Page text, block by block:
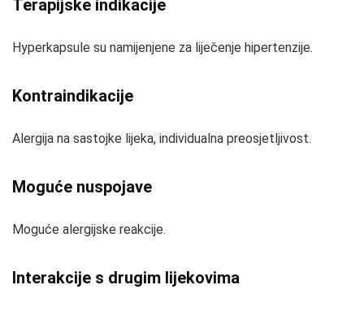
Terapijske indikacije
Hyperkapsule su namijenjene za liječenje hipertenzije.
Kontraindikacije
Alergija na sastojke lijeka, individualna preosjetljivost.
Moguće nuspojave
Moguće alergijske reakcije.
Interakcije s drugim lijekovima